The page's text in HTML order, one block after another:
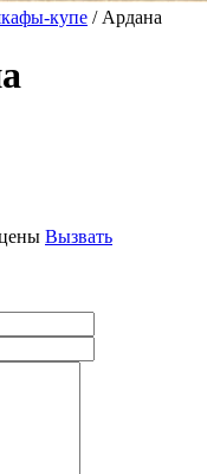
купе / Ардана
Вызвать